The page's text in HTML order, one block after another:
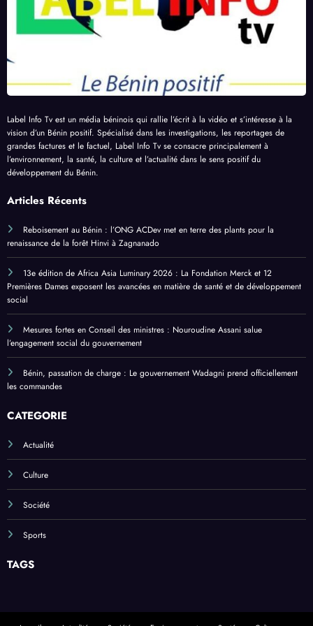
Label Info Tv est un média béninois qui rallie l’écrit à la vidéo et s’intéresse à la
grandes factures et le factuel, Label Info Tv se consacre principalement à
développement du Bénin.
Articles Récents
Reboisement au Bénin : l’ONG ACDev met en terre des plants pour la
renaissance de la forêt Hinvi à Zagnanado
13e édition de Africa Asia Luminary 2026 : La Fondation Merck et 12
Premières Dames exposent les avancées en matière de santé et de développement
social
Mesures fortes en Conseil des ministres : Nouroudine Assani salue
les commandes
CATEGORIE
Actualité
Culture
Société